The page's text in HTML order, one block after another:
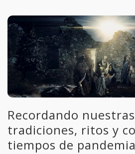
Recordando
tradiciones, ritos y
tiempos de pandemia